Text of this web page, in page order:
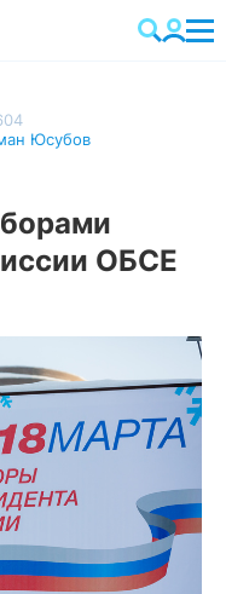
Юсубов
ОБСЕ